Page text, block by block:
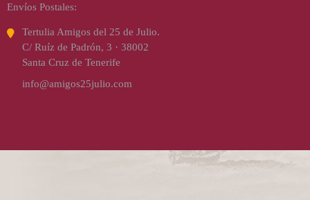
Envíos Postales:
Tertulia Amigos del 25 de Julio.
C/ Ruíz de Padrón, 3 · 38002
Santa Cruz de Tenerife
info@amigos25julio.com